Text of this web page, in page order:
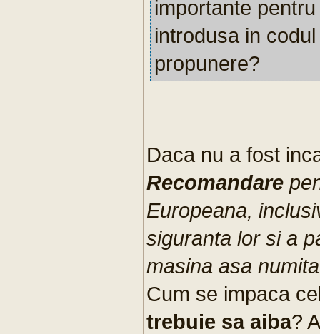
importante
introdusa in
propunere?
Daca nu a fost
Recomandare
Europeana,
siguranta lor si a
masina asa
Cum se impaca
trebuie sa aiba?